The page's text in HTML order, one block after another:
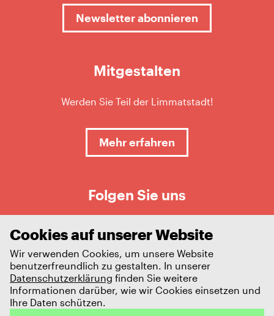
Newsletter abonnieren
Mitgestalten
Werden Sie Teil der Limmatstadt!
Mehr erfahren
Folgen Sie uns
Cookies auf unserer Website
Wir verwenden Cookies, um unsere Website
benutzerfreundlich zu gestalten. In unserer
Datenschutzerklärung finden Sie weitere
Informationen darüber, wie wir Cookies einsetzen und
Ihre Daten schützen.